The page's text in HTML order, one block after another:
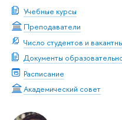
Учебные курсы
Преподаватели
Число студентов и
Документы
Расписание
Академический совет